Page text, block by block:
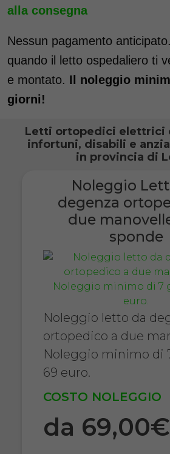
alla consegna
Nessun pagamento
quando il letto ospedaliero ti
e montato. Il noleggio
giorni!
Letti ortopedici elettrici
infortuni, disabili e
in provincia di
Noleggio
degenza
due
sponde
Noleggio letto da
ortopedico a due
Noleggio minimo di
69 euro.
COSTO NOLEGGIO
da 69,00€